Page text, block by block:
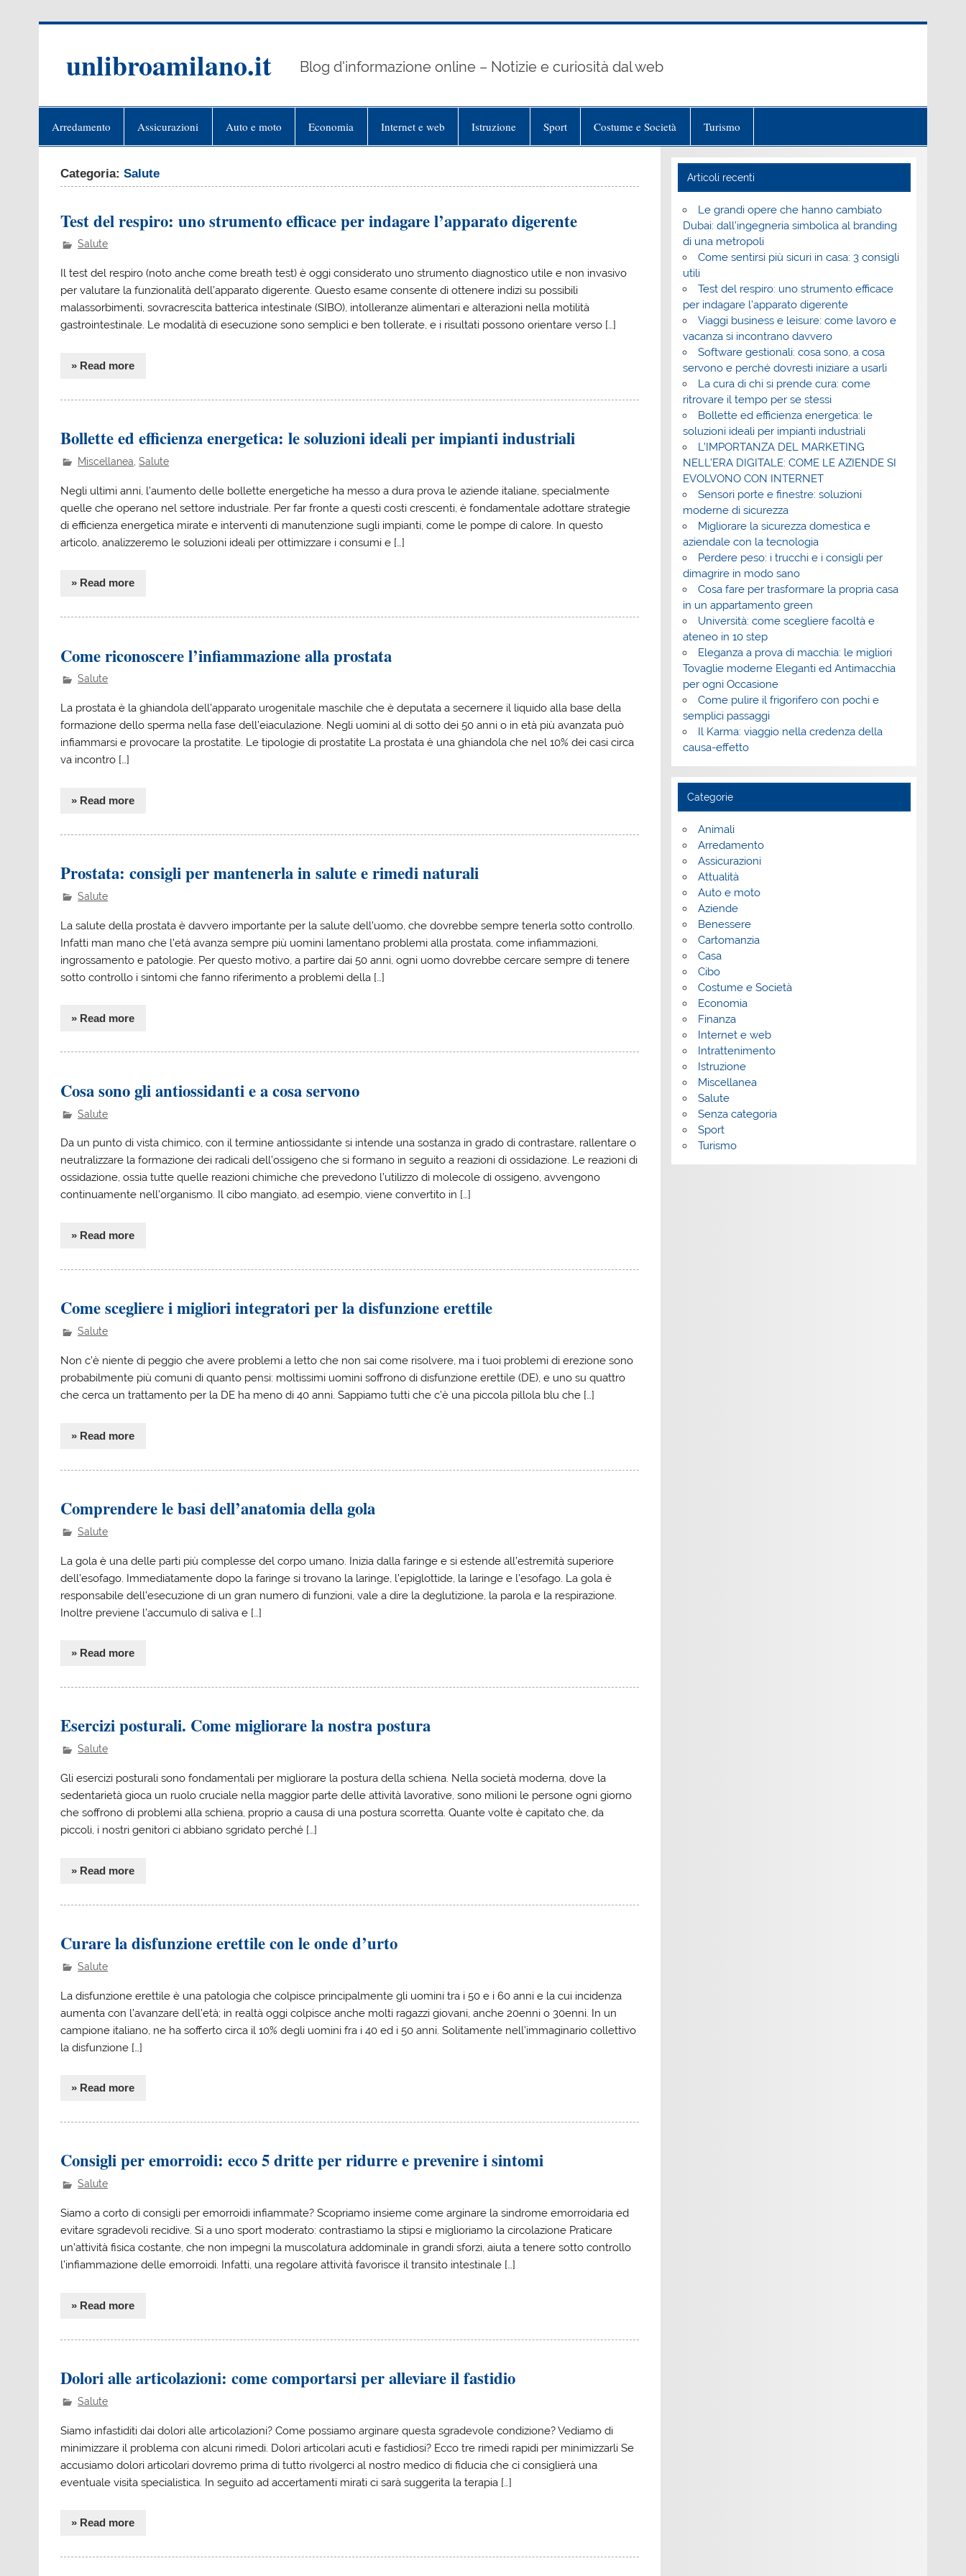
unlibroamilano.it Blog d'informazione online – Notizie e curiosità dal web
Arredamento Assicurazioni Auto e moto Economia Internet e web Istruzione Sport Costume e Società Turismo
Categoria:Salute
Test del respiro: uno strumento efficace per indagare l’apparato digerente
Salute
Il test del respiro (noto anche come breath test) è oggi considerato uno strumento diagnostico utile e non invasivo
per valutare la funzionalità dell’apparato digerente. Questo esame consente di ottenere indizi su possibili
malassorbimenti, sovracrescita batterica intestinale (SIBO), intolleranze alimentari e alterazioni nella motilità
gastrointestinale. Le modalità di esecuzione sono semplici e ben tollerate, e i risultati possono orientare verso […]
» Read more
Bollette ed efficienza energetica: le soluzioni ideali per impianti industriali
Miscellanea ,Salute
Negli ultimi anni, l’aumento delle bollette energetiche ha messo a dura prova le aziende italiane, specialmente
quelle che operano nel settore industriale. Per far fronte a questi costi crescenti, è fondamentale adottare strategie
di efficienza energetica mirate e interventi di manutenzione sugli impianti, come le pompe di calore. In questo
articolo, analizzeremo le soluzioni ideali per ottimizzare i consumi e […]
» Read more
Come riconoscere l’infiammazione alla prostata
Salute
La prostata è la ghiandola dell’apparato urogenitale maschile che è deputata a secernere il liquido alla base della
formazione dello sperma nella fase dell’eiaculazione. Negli uomini al di sotto dei 50 anni o in età più avanzata può
infiammarsi e provocare la prostatite. Le tipologie di prostatite La prostata è una ghiandola che nel 10% dei casi circa
va incontro […]
» Read more
Prostata: consigli per mantenerla in salute e rimedi naturali
Salute
La salute della prostata è davvero importante per la salute dell’uomo, che dovrebbe sempre tenerla sotto controllo.
Infatti man mano che l’età avanza sempre più uomini lamentano problemi alla prostata, come infiammazioni,
ingrossamento e patologie. Per questo motivo, a partire dai 50 anni, ogni uomo dovrebbe cercare sempre di tenere
sotto controllo i sintomi che fanno riferimento a problemi della […]
» Read more
Cosa sono gli antiossidanti e a cosa servono
Salute
Da un punto di vista chimico, con il termine antiossidante si intende una sostanza in grado di contrastare, rallentare o
neutralizzare la formazione dei radicali dell’ossigeno che si formano in seguito a reazioni di ossidazione. Le reazioni di
ossidazione, ossia tutte quelle reazioni chimiche che prevedono l’utilizzo di molecole di ossigeno, avvengono
continuamente nell’organismo. Il cibo mangiato, ad esempio, viene convertito in […]
» Read more
Come scegliere i migliori integratori per la disfunzione erettile
Salute
Non c’è niente di peggio che avere problemi a letto che non sai come risolvere, ma i tuoi problemi di erezione sono
probabilmente più comuni di quanto pensi: moltissimi uomini soffrono di disfunzione erettile (DE), e uno su quattro
che cerca un trattamento per la DE ha meno di 40 anni. Sappiamo tutti che c’è una piccola pillola blu che […]
» Read more
Comprendere le basi dell’anatomia della gola
Salute
La gola è una delle parti più complesse del corpo umano. Inizia dalla faringe e si estende all’estremità superiore
dell’esofago. Immediatamente dopo la faringe si trovano la laringe, l’epiglottide, la laringe e l’esofago. La gola è
responsabile dell’esecuzione di un gran numero di funzioni, vale a dire la deglutizione, la parola e la respirazione.
Inoltre previene l’accumulo di saliva e […]
» Read more
Esercizi posturali. Come migliorare la nostra postura
Salute
Gli esercizi posturali sono fondamentali per migliorare la postura della schiena. Nella società moderna, dove la
sedentarietà gioca un ruolo cruciale nella maggior parte delle attività lavorative, sono milioni le persone ogni giorno
che soffrono di problemi alla schiena, proprio a causa di una postura scorretta. Quante volte è capitato che, da
piccoli, i nostri genitori ci abbiano sgridato perché […]
» Read more
Curare la disfunzione erettile con le onde d’urto
Salute
La disfunzione erettile è una patologia che colpisce principalmente gli uomini tra i 50 e i 60 anni e la cui incidenza
aumenta con l’avanzare dell’età; in realtà oggi colpisce anche molti ragazzi giovani, anche 20enni o 30enni. In un
campione italiano, ne ha sofferto circa il 10% degli uomini fra i 40 ed i 50 anni. Solitamente nell’immaginario collettivo
la disfunzione […]
» Read more
Consigli per emorroidi: ecco 5 dritte per ridurre e prevenire i sintomi
Salute
Siamo a corto di consigli per emorroidi infiammate? Scopriamo insieme come arginare la sindrome emorroidaria ed
evitare sgradevoli recidive. Sì a uno sport moderato: contrastiamo la stipsi e miglioriamo la circolazione Praticare
un’attività fisica costante, che non impegni la muscolatura addominale in grandi sforzi, aiuta a tenere sotto controllo
l’infiammazione delle emorroidi. Infatti, una regolare attività favorisce il transito intestinale […]
» Read more
Dolori alle articolazioni: come comportarsi per alleviare il fastidio
Salute
Siamo infastiditi dai dolori alle articolazioni? Come possiamo arginare questa sgradevole condizione? Vediamo di
minimizzare il problema con alcuni rimedi. Dolori articolari acuti e fastidiosi? Ecco tre rimedi rapidi per minimizzarli Se
accusiamo dolori articolari dovremo prima di tutto rivolgerci al nostro medico di fiducia che ci consiglierà una
eventuale visita specialistica. In seguito ad accertamenti mirati ci sarà suggerita la terapia […]
» Read more
Articoli recenti
Le grandi opere che hanno cambiato
Dubai: dall’ingegneria simbolica al branding
di una metropoli
Come sentirsi più sicuri in casa: 3 consigli
utili
Test del respiro: uno strumento efficace
per indagare l’apparato digerente
Viaggi business e leisure: come lavoro e
vacanza si incontrano davvero
Software gestionali: cosa sono, a cosa
servono e perché dovresti iniziare a usarli
La cura di chi si prende cura: come
ritrovare il tempo per se stessi
Bollette ed efficienza energetica: le
soluzioni ideali per impianti industriali
L’IMPORTANZA DEL MARKETING
NELL’ERA DIGITALE: COME LE AZIENDE SI
EVOLVONO CON INTERNET
Sensori porte e finestre: soluzioni
moderne di sicurezza
Migliorare la sicurezza domestica e
aziendale con la tecnologia
Perdere peso: i trucchi e i consigli per
dimagrire in modo sano
Cosa fare per trasformare la propria casa
in un appartamento green
Università: come scegliere facoltà e
ateneo in 10 step
Eleganza a prova di macchia: le migliori
Tovaglie moderne Eleganti ed Antimacchia
per ogni Occasione
Come pulire il frigorifero con pochi e
semplici passaggi
Il Karma: viaggio nella credenza della
causa-effetto
Categorie
Animali
Arredamento
Assicurazioni
Attualità
Auto e moto
Aziende
Benessere
Cartomanzia
Casa
Cibo
Costume e Società
Economia
Finanza
Internet e web
Intrattenimento
Istruzione
Miscellanea
Salute
Senza categoria
Sport
Turismo